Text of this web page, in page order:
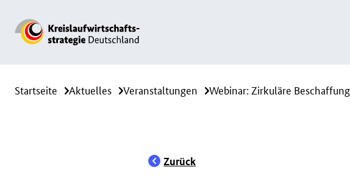
Startseite Aktuelles Veranstaltungen Webinar: Zirkuläre
Zurück